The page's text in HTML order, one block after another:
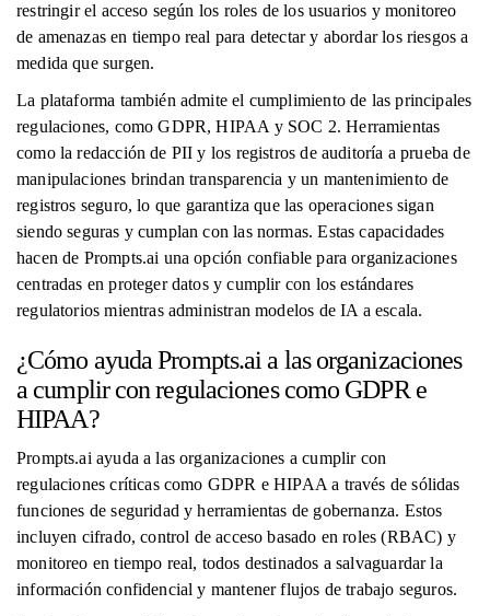
restringir el acceso según los roles de los usuarios y monitoreo
de amenazas en tiempo real para detectar y abordar los riesgos a
medida que surgen.
La plataforma también admite el cumplimiento de las principales
regulaciones, como GDPR, HIPAA y SOC 2. Herramientas
como la redacción de PII y los registros de auditoría a prueba de
manipulaciones brindan transparencia y un mantenimiento de
registros seguro, lo que garantiza que las operaciones sigan
siendo seguras y cumplan con las normas. Estas capacidades
hacen de Prompts.ai una opción confiable para organizaciones
centradas en proteger datos y cumplir con los estándares
regulatorios mientras administran modelos de IA a escala.
¿Cómo ayuda Prompts.ai a las organizaciones
a cumplir con regulaciones como GDPR e
HIPAA?
Prompts.ai ayuda a las organizaciones a cumplir con
regulaciones críticas como GDPR e HIPAA a través de sólidas
funciones de seguridad y herramientas de gobernanza. Estos
incluyen cifrado, control de acceso basado en roles (RBAC) y
monitoreo en tiempo real, todos destinados a salvaguardar la
información confidencial y mantener flujos de trabajo seguros.